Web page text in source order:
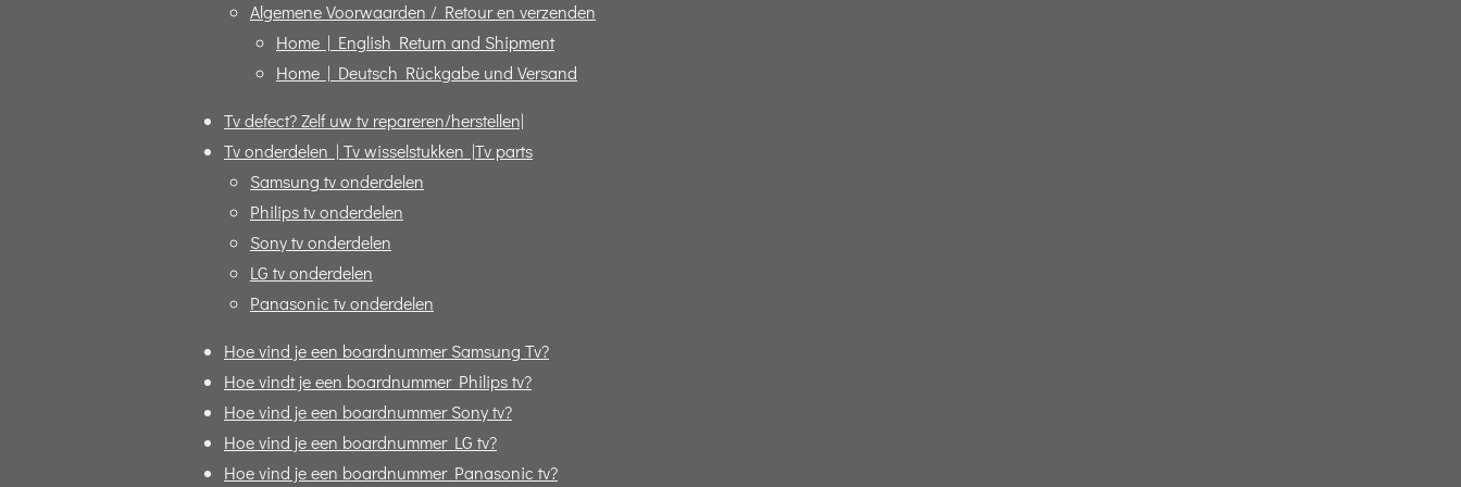
Algemene Voorwaarden / Retour en verzenden
Home | English Return and Shipment
Home | Deutsch Rückgabe und Versand
Tv defect? Zelf uw tv repareren/herstellen|
Tv onderdelen | Tv wisselstukken |Tv parts
Samsung tv onderdelen
Philips tv onderdelen
Sony tv onderdelen
LG tv onderdelen
Panasonic tv onderdelen
Hoe vind je een boardnummer Samsung Tv?
Hoe vindt je een boardnummer Philips tv?
Hoe vind je een boardnummer Sony tv?
Hoe vind je een boardnummer LG tv?
Hoe vind je een boardnummer Panasonic tv?